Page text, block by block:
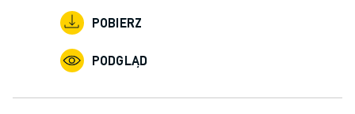
POBIERZ
PODGLĄD